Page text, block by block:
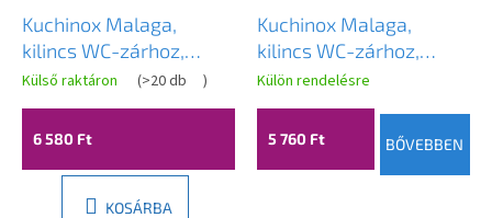
Kuchinox Malaga,
kilincs WC-zárhoz,
hosszú szerelvényen,
matt arany, LAV-
KMG_G13A
Külső raktáron (>20 db )
6 580 Ft
KOSÁRBA
Kuchinox Malaga,
kilincs WC-zárhoz,
hosszú szerelvényen,
szatén, LAV-KMG_3M3A
Külön rendelésre
5 760 Ft BŐVEBBEN